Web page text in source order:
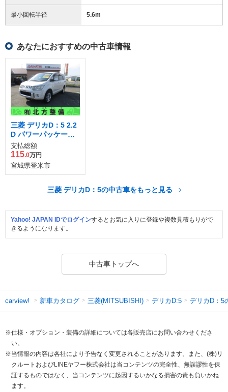
最小回転半径 5.6m
あなたにおすすめの中古車情報
三菱 デリカD：5 2.2
D パワーパッケージ
ディーゼルターボ 4
WD
支払総額
115.0万円
宮城県登米市
三菱 デリカD：5の中古車をもっと見る
Yahoo! JAPAN IDでログインするとお気に入りに登録や複数見積もりがで
きるようになります。
中古車トップへ
carview! 新車カタログ 三菱(MITSUBISHI) デリカD:5 デリカD：5
※仕様・オプション・装備の詳細については各販売店にお問い合わせくださ
い。
※当情報の内容は各社により予告なく変更されることがあります。また、(株)リ
クルートおよびLINEヤフー株式会社は当コンテンツの完全性、無誤謬性を保
証するものではなく、当コンテンツに起因するいかなる損害の責も負いかね
ます。